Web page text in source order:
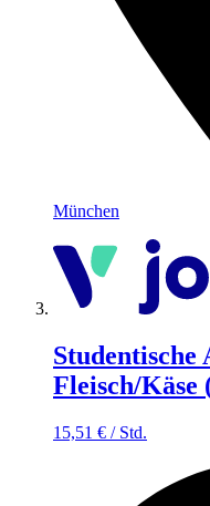
München
Studentische
Fleisch/Käse
15,51 € / Std.